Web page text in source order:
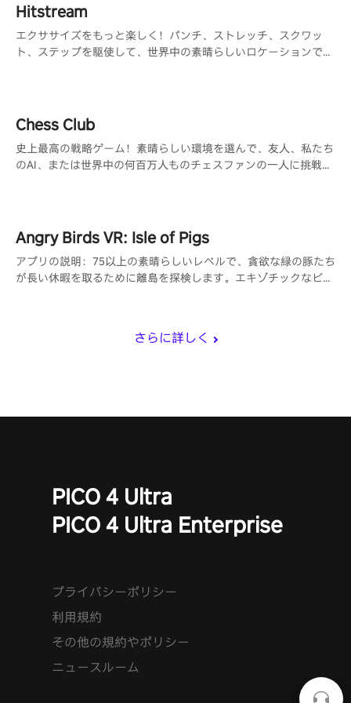
さらに詳しく
Hitstream
エクササイズをもっと楽しく！パンチ、ストレッチ、スクワッ
ト、ステップを駆使して、世界中の素晴らしいロケーションで楽
Chess Club
史上最高の戦略ゲーム！素晴らしい環境を選んで、友人、私たち
のAI、または世界中の何百万人ものチェスファンの一人に挑戦し
Angry Birds VR: Isle of Pigs
アプリの説明：75以上の素晴らしいレベルで、貪欲な緑の豚たち
が長い休暇を取るために離島を探検します。エキゾチックなビー
PICO 4 Ultra
PICO 4 Ultra Enterprise
プライバシーポリシー
利用規約
その他の規約やポリシー
ニュースルーム